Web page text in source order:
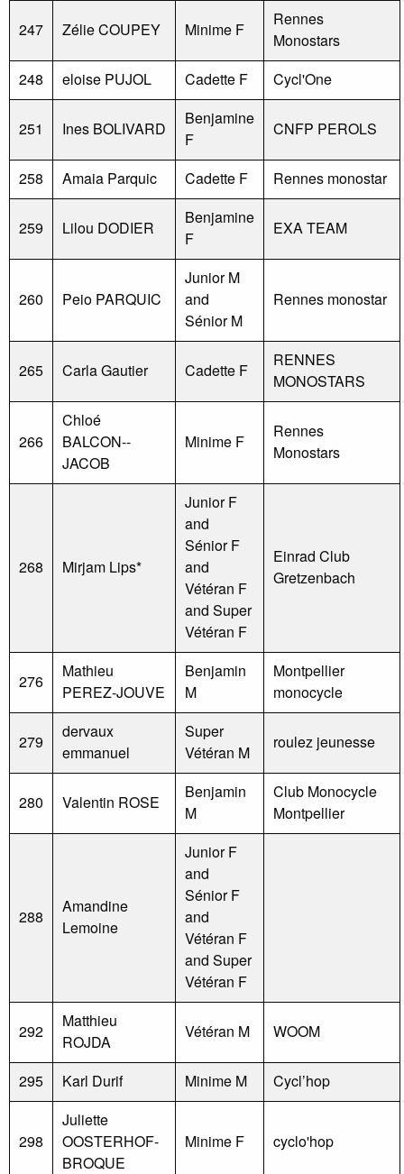
247 Zélie COUPEY Minime F
Rennes
Monostars
248
eloise PUJOL Cadette F Cycl'One
251 Ines BOLIVARD
Benjamine
F
CNFP PEROLS
258 Amaia Parquic Cadette F Rennes monostar
259 Lilou DODIER
Benjamine
F
EXA TEAM
260 Peio PARQUIC
Junior M
and
Sénior M
Rennes monostar
265 Carla Gautier Cadette F
RENNES
MONOSTARS
266
Chloé
BALCON--
JACOB
Minime F
Rennes
Monostars
268 Mirjam Lips*
Junior F
and
Sénior F
and
Vétéran F
and Super
Vétéran F
Einrad Club
Gretzenbach
276
Mathieu
PEREZ-JOUVE
Benjamin
M
Montpellier
monocycle
279
dervaux
emmanuel
Super
Vétéran M
roulez jeunesse
280 Valentin ROSE
Benjamin
M
Club Monocycle
Montpellier
288
Amandine
Lemoine
Junior F
and
Sénior F
and
Vétéran F
and Super
Vétéran F
292
Matthieu
ROJDA
Vétéran M WOOM
295 Karl Durif Minime M Cycl’hop
298
Juliette
OOSTERHOF-
BROQUE
Minime F cyclo'hop